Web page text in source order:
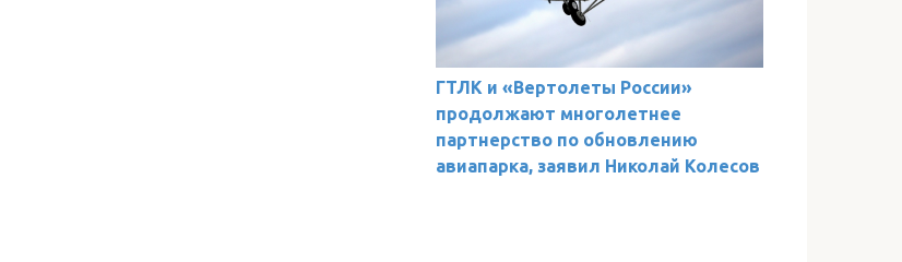
ГТЛК и «Вертолеты России»
продолжают многолетнее
партнерство по обновлению
авиапарка, заявил Николай Колесов